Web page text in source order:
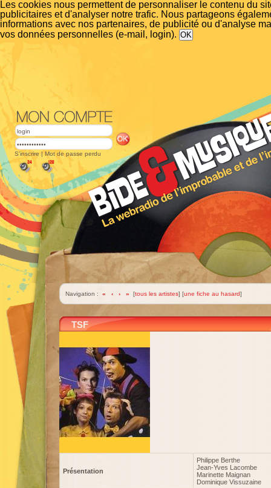
Les cookies nous permettent de personnaliser le contenu du
publicitaires et d'analyser notre trafic. Nous partageons
informations avec nos partenaires, de publicité ou d'analyse
vos données personnelles (e-mail, login).
S'inscrire | Mot de passe perdu
Navigation : « ‹ › » [tous les artistes] [une fiche au hasard]
TSF
Présentation
Philippe Berthe
Jean-Yves Lacombe
Marinette Maignan
Dominique Vissuzaine